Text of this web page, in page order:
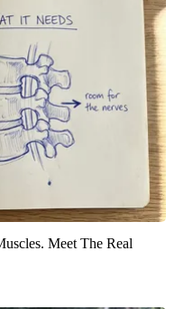
Meet The Real